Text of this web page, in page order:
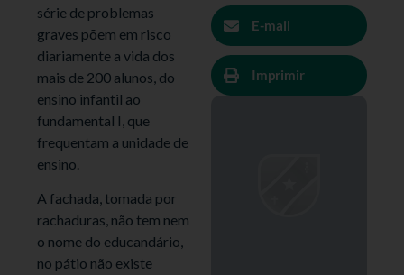
série de problemas
graves põem em risco
diariamente a vida dos
mais de 200 alunos, do
ensino infantil ao
fundamental I, que
frequentam a unidade de
ensino.
A fachada, tomada por
rachaduras, não tem nem
o nome do educandário,
no pátio não existe
E-mail
Imprimir